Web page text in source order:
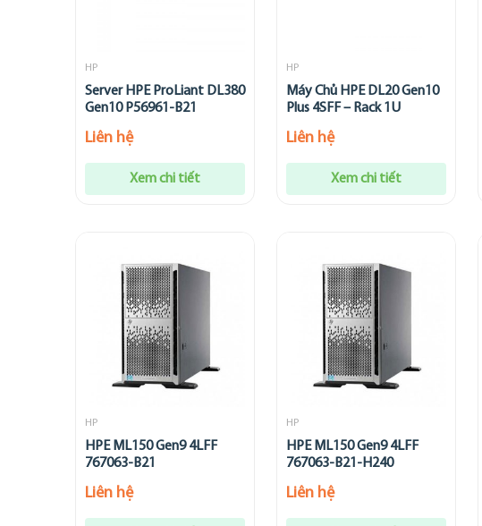
HP
Server HPE ProLiant DL380
Gen10 P56961-B21
Liên hệ
Xem chi tiết
HP
Máy Chủ HPE DL20 Gen10
Plus 4SFF – Rack 1U
Liên hệ
Xem chi tiết
HP
HPE ML150 Gen9 4LFF
767063-B21
Liên hệ
HP
HPE ML150 Gen9 4LFF
767063-B21-H240
Liên hệ